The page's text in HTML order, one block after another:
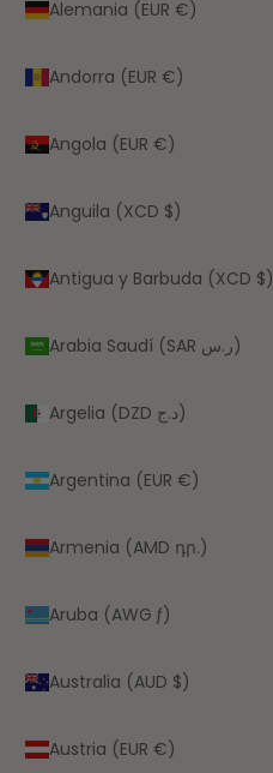
Alemania (EUR €)
Andorra (EUR €)
Angola (EUR €)
Anguila (XCD $)
Antigua y Barbuda (XCD $)
Arabia Saudí (SAR ر.س)
Argelia (DZD د.ج)
Argentina (EUR €)
Armenia (AMD դր.)
Aruba (AWG ƒ)
Australia (AUD $)
Austria (EUR €)